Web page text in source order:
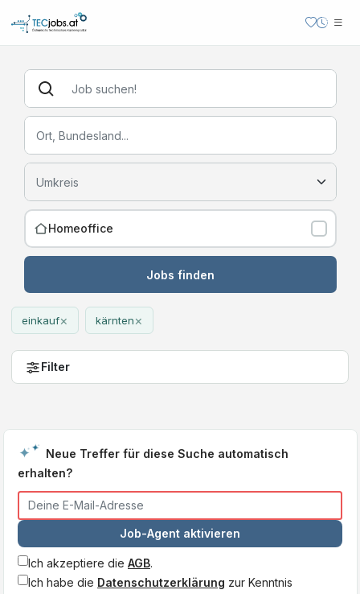
Homeoffice
Jobs finden
einkauf× kärnten×
Filter
Neue Treffer für diese Suche automatisch
erhalten?
Job-Agent aktivieren
Ich akzeptiere die AGB.
Ich habe die Datenschutzerklärung zur Kenntnis